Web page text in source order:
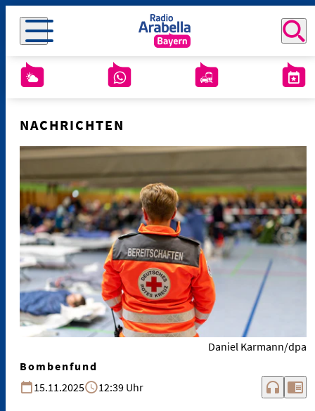
NACHRICHTEN
Daniel Karmann/dpa
Bombenfund
15.11.2025
12:39 Uhr headphones chrome_reader_mode